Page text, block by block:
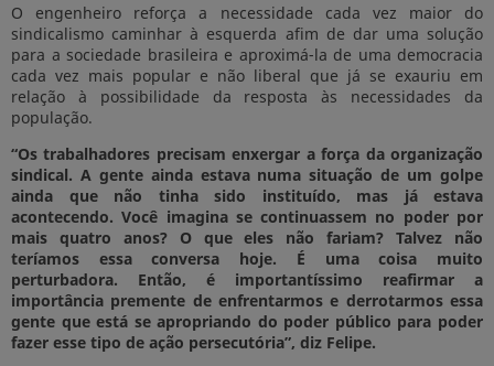
O engenheiro reforça a necessidade cada vez maior do
sindicalismo caminhar à esquerda afim de dar uma solução
para a sociedade brasileira e aproximá-la de uma democracia
cada vez mais popular e não liberal que já se exauriu em
relação à possibilidade da resposta às necessidades da
população.
“Os trabalhadores precisam enxergar a força da organização
sindical. A gente ainda estava numa situação de um golpe
ainda que não tinha sido instituído, mas já estava
acontecendo. Você imagina se continuassem no poder por
mais quatro anos? O que eles não fariam? Talvez não
teríamos essa conversa hoje. É uma coisa muito
perturbadora. Então, é importantíssimo reafirmar a
importância premente de enfrentarmos e derrotarmos essa
gente que está se apropriando do poder público para poder
fazer esse tipo de ação persecutória”, diz Felipe.